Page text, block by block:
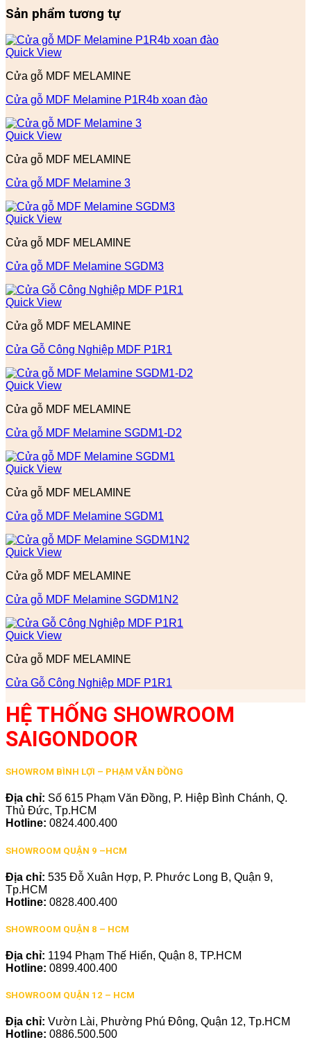
Sản phẩm tương tự
Quick View
Cửa gỗ MDF MELAMINE
Cửa gỗ MDF Melamine P1R4b xoan đào
Quick View
Cửa gỗ MDF MELAMINE
Cửa gỗ MDF Melamine 3
Quick View
Cửa gỗ MDF MELAMINE
Cửa gỗ MDF Melamine SGDM3
Quick View
Cửa gỗ MDF MELAMINE
Cửa Gỗ Công Nghiệp MDF P1R1
Quick View
Cửa gỗ MDF MELAMINE
Cửa gỗ MDF Melamine SGDM1-D2
Quick View
Cửa gỗ MDF MELAMINE
Cửa gỗ MDF Melamine SGDM1
Quick View
Cửa gỗ MDF MELAMINE
Cửa gỗ MDF Melamine SGDM1N2
Quick View
Cửa gỗ MDF MELAMINE
Cửa Gỗ Công Nghiệp MDF P1R1
HỆ THỐNG SHOWROOM
SAIGONDOOR
SHOWROM BÌNH LỢI – PHẠM VĂN ĐỒNG
Địa chỉ: Số 615 Phạm Văn Đồng, P. Hiệp Bình Chánh, Q.
Thủ Đức, Tp.HCM
Hotline: 0824.400.400
SHOWROOM QUẬN 9 –HCM
Địa chỉ: 535 Đỗ Xuân Hợp, P. Phước Long B, Quận 9,
Tp.HCM
Hotline: 0828.400.400
SHOWROOM QUẬN 8 – HCM
Địa chỉ: 1194 Phạm Thế Hiển, Quận 8, TP.HCM
Hotline: 0899.400.400
SHOWROOM QUẬN 12 – HCM
Địa chỉ: Vườn Lài, Phường Phú Đông, Quận 12, Tp.HCM
Hotline: 0886.500.500